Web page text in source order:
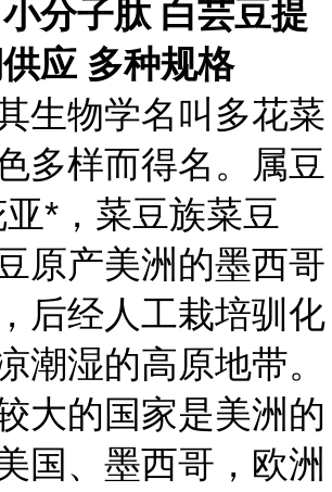
分子肽 白芸豆提
应 多种规格
生物学名叫多花菜
多样而得名。属豆
*，菜豆族菜豆
原产美洲的墨西哥
后经人工栽培驯化
潮湿的高原地带。
大的国家是美洲的
国、墨西哥，欧洲